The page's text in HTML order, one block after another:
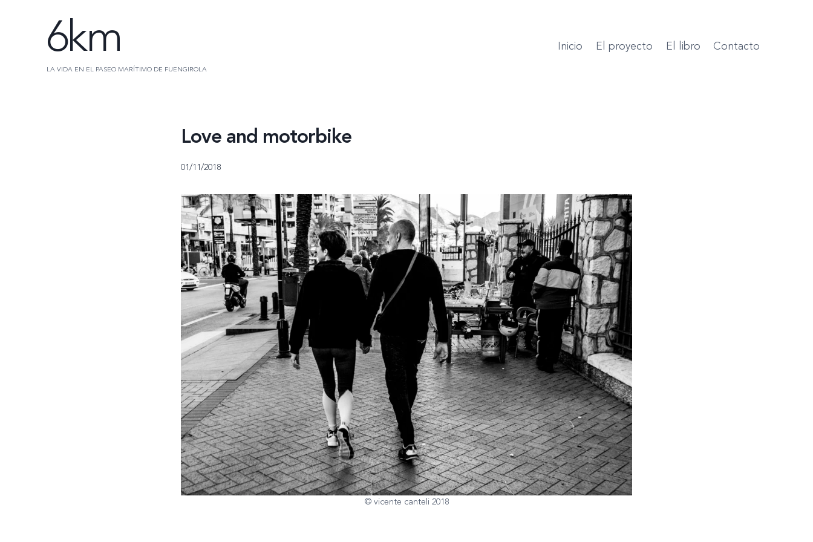
contenido6km
LA VIDA EN EL PASEO MARÍTIMO DE FUENGIROLA
Inicio El proyecto El libro Contacto
Love and motorbike
01/11/2018
© vicente canteli 2018